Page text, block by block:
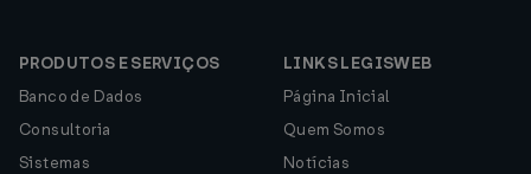
PRODUTOS E SERVIÇOS
Banco de Dados
Consultoria
Sistemas
LINKS LEGISWEB
Página Inicial
Quem Somos
Notícias